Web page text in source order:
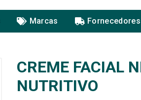
Marcas Fornecedores
CREME FACIAL
NUTRITIVO